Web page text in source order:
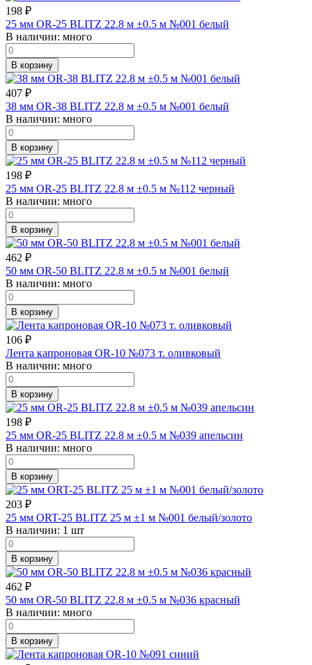
198 ₽
25 мм OR-25 BLITZ 22.8 м ±0.5 м №001 белый
В наличии: много
В корзину
407 ₽
38 мм OR-38 BLITZ 22.8 м ±0.5 м №001 белый
В наличии: много
В корзину
198 ₽
25 мм OR-25 BLITZ 22.8 м ±0.5 м №112 черный
В наличии: много
В корзину
462 ₽
50 мм OR-50 BLITZ 22.8 м ±0.5 м №001 белый
В наличии: много
В корзину
106 ₽
Лента капроновая OR-10 №073 т. оливковый
В наличии: много
В корзину
198 ₽
25 мм OR-25 BLITZ 22.8 м ±0.5 м №039 апельсин
В наличии: много
В корзину
203 ₽
25 мм ORT-25 BLITZ 25 м ±1 м №001 белый/золото
В наличии: 1 шт
В корзину
462 ₽
50 мм OR-50 BLITZ 22.8 м ±0.5 м №036 красный
В наличии: много
В корзину